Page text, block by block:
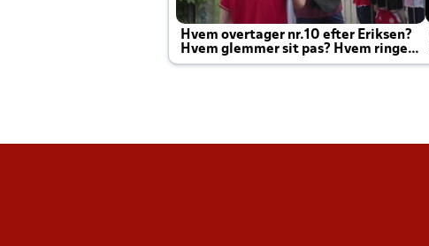
Hvem overtager nr.10 efter Eriksen?
Hvem glemmer sit pas? Hvem ringer
Joachim altid til efter kampe?